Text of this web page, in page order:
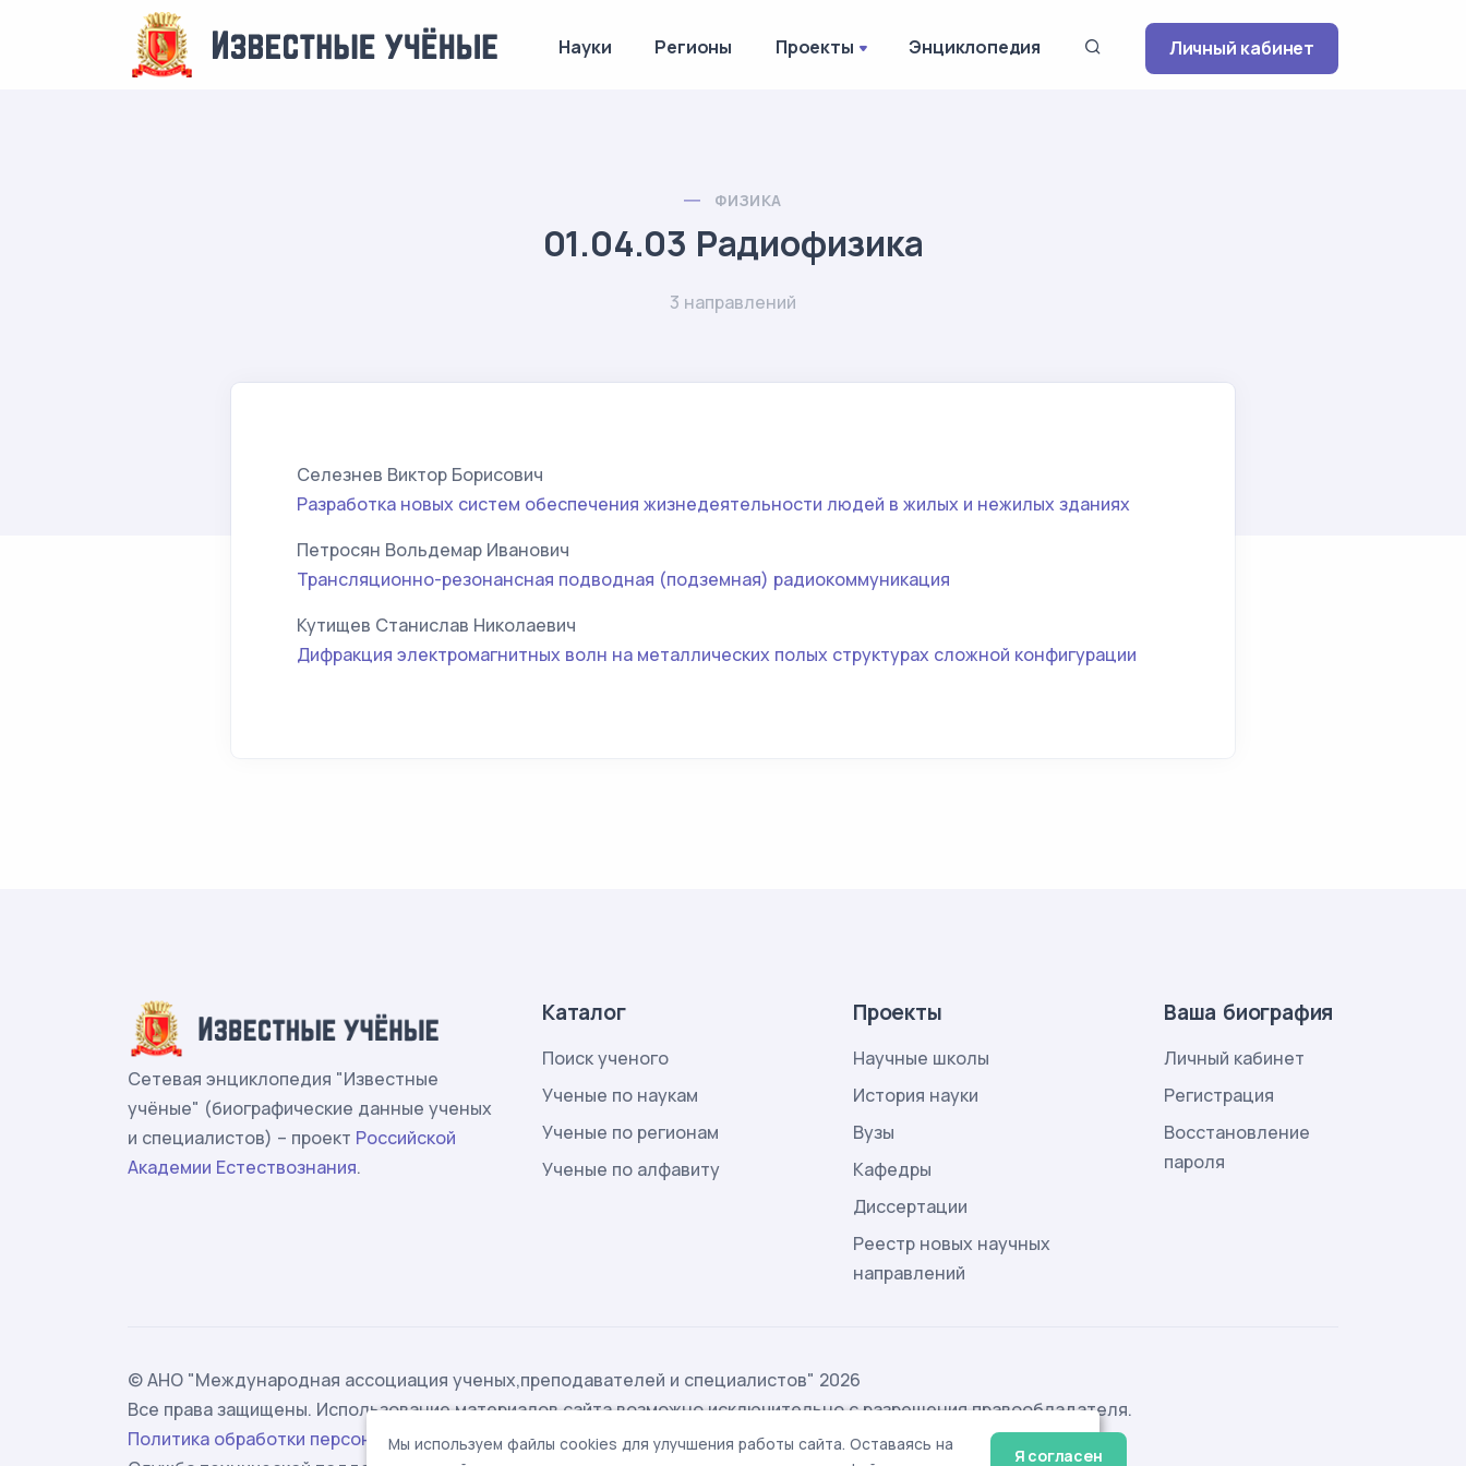
Науки Регионы Проекты Энциклопедия Личный кабинет
ФИЗИКА
01.04.03 Радиофизика
3 направлений
Селезнев Виктор Борисович
Разработка новых систем обеспечения жизнедеятельности людей в жилых и нежилых зданиях
Петросян Вольдемар Иванович
Трансляционно-резонансная подводная (подземная) радиокоммуникация
Кутищев Станислав Николаевич
Дифракция электромагнитных волн на металлических полых структурах сложной конфигурации
Сетевая энциклопедия "Известные
учёные" (биографические данные ученых
и специалистов) – проект Российской
Академии Естествознания.
Каталог
Поиск ученого
Ученые по наукам
Ученые по регионам
Ученые по алфавиту
Проекты
Научные школы
История науки
Вузы
Кафедры
Диссертации
Реестр новых научных
направлений
Ваша биография
Личный кабинет
Регистрация
Восстановление
пароля
© АНО "Международная ассоциация ученых,преподавателей и специалистов" 2026
Все права защищены. Использование материалов сайта возможно исключительно с разрешения правообладателя.
Политика обработки персональных данныхМы используем файлы cookies для улучшения работы сайта. Оставаясь на
Я согласен